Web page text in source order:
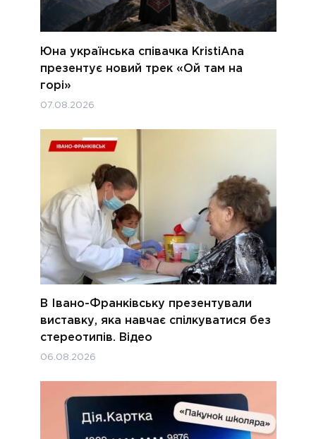
Юна українська співачка KristiAna
презентує новий трек «Ой там на
горі»
07.08.2026
В Івано-Франківську презентували
виставку, яка навчає спілкуватися без
стереотипів. Відео
06.08.2026